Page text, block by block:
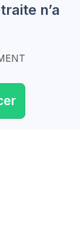
n’a